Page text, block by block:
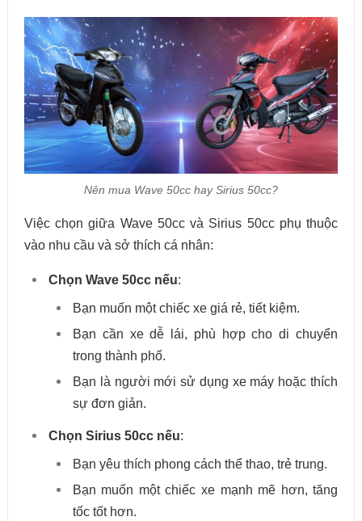
Nên mua Wave 50cc hay Sirius 50cc?
Việc chọn giữa Wave 50cc và Sirius 50cc phụ thuộc
vào nhu cầu và sở thích cá nhân:
Chọn Wave 50cc nếu:
Bạn muốn một chiếc xe giá rẻ, tiết kiệm.
Bạn cần xe dễ lái, phù hợp cho di chuyển
trong thành phố.
Bạn là người mới sử dụng xe máy hoặc thích
sự đơn giản.
Chọn Sirius 50cc nếu:
Bạn yêu thích phong cách thể thao, trẻ trung.
Bạn muốn một chiếc xe mạnh mẽ hơn, tăng
tốc tốt hơn.